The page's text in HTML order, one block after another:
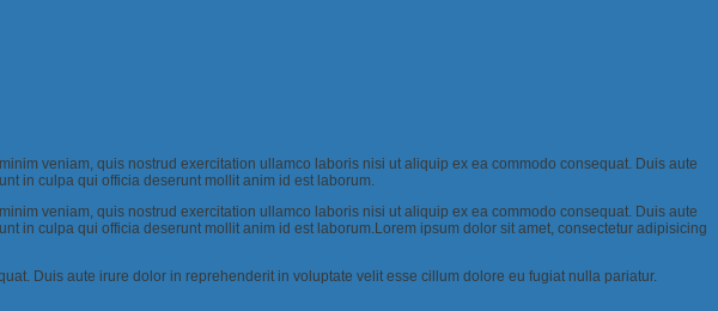
veniam, quis nostrud exercitation ullamco laboris nisi ut aliquip ex ea commodo consequat. Duis aute
in culpa qui officia deserunt mollit anim id est laborum.
veniam, quis nostrud exercitation ullamco laboris nisi ut aliquip ex ea commodo consequat. Duis aute
in culpa qui officia deserunt mollit anim id est laborum.Lorem ipsum dolor sit amet, consectetur adipisicing
Duis aute irure dolor in reprehenderit in voluptate velit esse cillum dolore eu fugiat nulla pariatur.